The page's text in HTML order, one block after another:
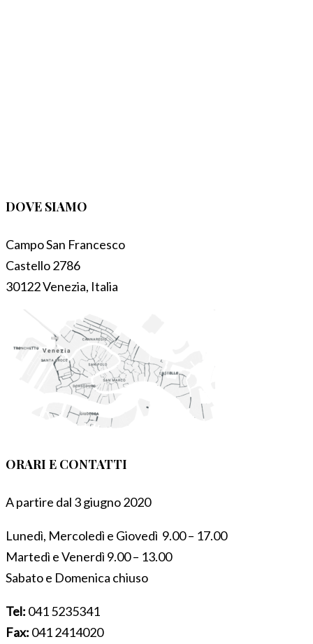
DOVE SIAMO
Campo San Francesco
Castello 2786
30122 Venezia, Italia
ORARI E CONTATTI
A partire dal 3 giugno 2020
Lunedì, Mercoledì e Giovedì 9.00 – 17.00
Martedì e Venerdì 9.00 – 13.00
Sabato e Domenica chiuso
Tel: 041 5235341
Fax: 041 2414020